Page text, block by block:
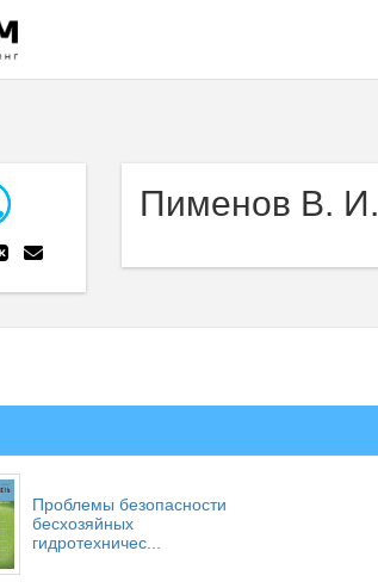
Пименов В. И.
Проблемы безопасности
бесхозяйных
гидротехничес...